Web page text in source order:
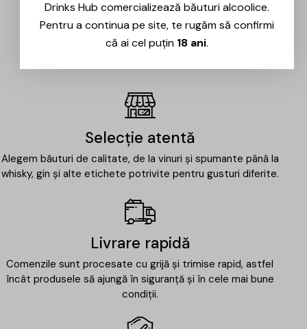
EVENIMENTE
Selecție atentă
Alegem băuturi de calitate, de la vinuri și spumante până la
whisky, gin și alte etichete potrivite pentru gusturi diferite.
Livrare rapidă
Comenzile sunt procesate cu grijă și trimise rapid, astfel
încât produsele să ajungă în siguranță și în cele mai bune
condiții.
Drinks Hub comercializează băuturi alcoolice.
Pentru a continua pe site, te rugăm să confirmi
că ai cel puțin 18 ani.